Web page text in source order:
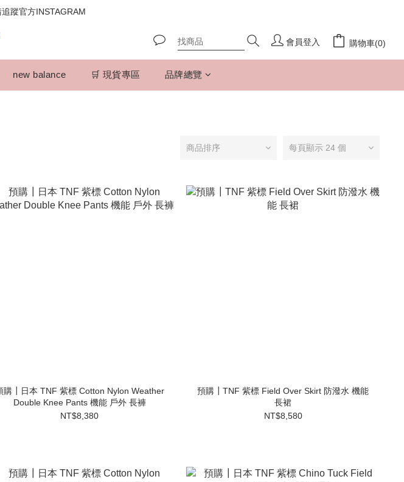
器 (不要直接從ig連結網站下單)
蹤官方INSTAGRAM
器 (不要直接從ig連結網站下單)
會員登入 購物車(0)
new balance 🛒 現貨專區 品牌總覽
商品排序 每頁顯示 24 個
購┃日本 TNF 紫標 Cotton Nylon Weather
Double Knee Pants 機能 戶外 長褲
NT$8,380
預購┃TNF 紫標 Field Over Skirt 防潑水 機能
長裙
NT$8,580